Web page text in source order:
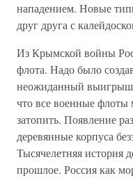
нападением. Новые
друг друга с
Из Крымской войны
флота. Надо было
неожиданный выигрыш.
что все военные флоты
затопить. Появление
деревянные корпуса
Тысячелетняя история
прошлое. Россия как